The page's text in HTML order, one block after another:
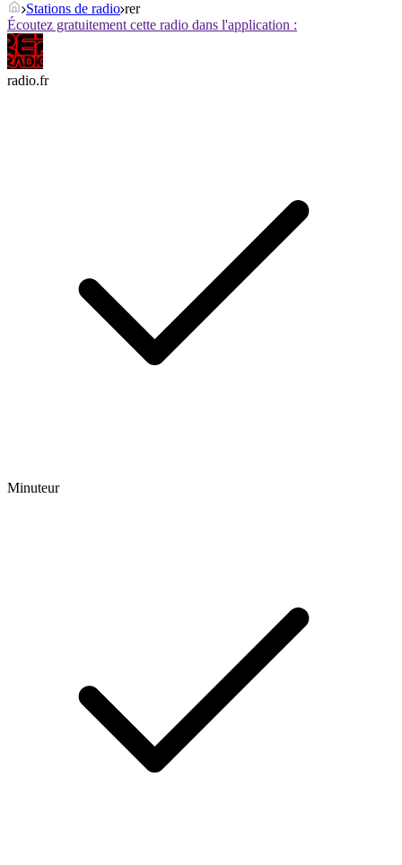
Stations de radio rer
Écoutez gratuitement cette radio dans l'application :
radio.fr
Minuteur